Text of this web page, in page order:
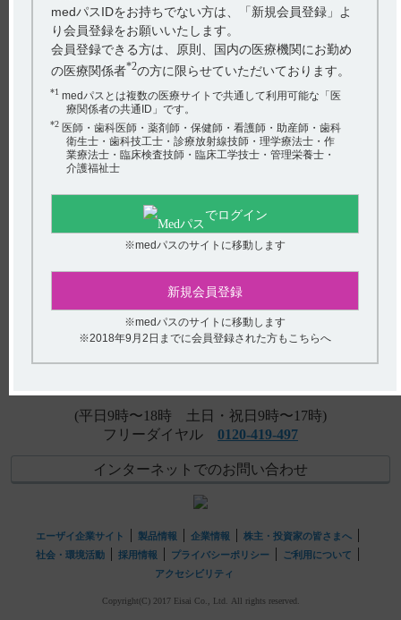
戻る
関連するQ&A
【アクトネル】 薬物相互作用（併用禁忌・併用注意な
ど）について教えてください。
【ハラヴェン】 授乳婦への投与に関する注意事項につい
て教えてください。
【ストロカイン】 高齢者への投与について教えてくださ
アンケート:ご意見をお聞かせください
送信する
medパスIDをお持ちでない方は、「新規会員登録」よ
り会員登録をお願いいたします。
会員登録できる方は、原則、国内の医療機関にお勤め
の医療関係者*2の方に限らせていただいております。
*1 medパスとは複数の医療サイトで共通して利用可能な「医
療関係者の共通ID」です。
*2 医師・歯科医師・薬剤師・保健師・看護師・助産師・歯科
衛生士・歯科技工士・診療放射線技師・理学療法士・作
業療法士・臨床検査技師・臨床工学技士・管理栄養士・
介護福祉士
でログイン
※medパスのサイトに移動します
新規会員登録
※medパスのサイトに移動します
※2018年9月2日までに会員登録された方もこちらへ
(平日9時〜18時 土日・祝日9時〜17時)
フリーダイヤル 0120-419-497
インターネットでのお問い合わせ
エーザイ企業サイト 製品情報 企業情報
株主・投資家の皆さまへ
社会・環境活動
採用情報 プライバシーポリシー
ご利用について
アクセシビリティ
Copyright(C) 2017 Eisai Co., Ltd. All rights reserved.